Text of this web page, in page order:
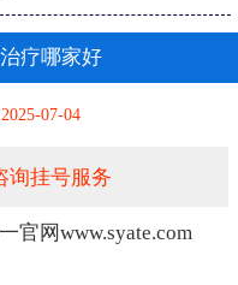
疗哪家好
2025-07-04
询挂号服务
官网www.syate.com